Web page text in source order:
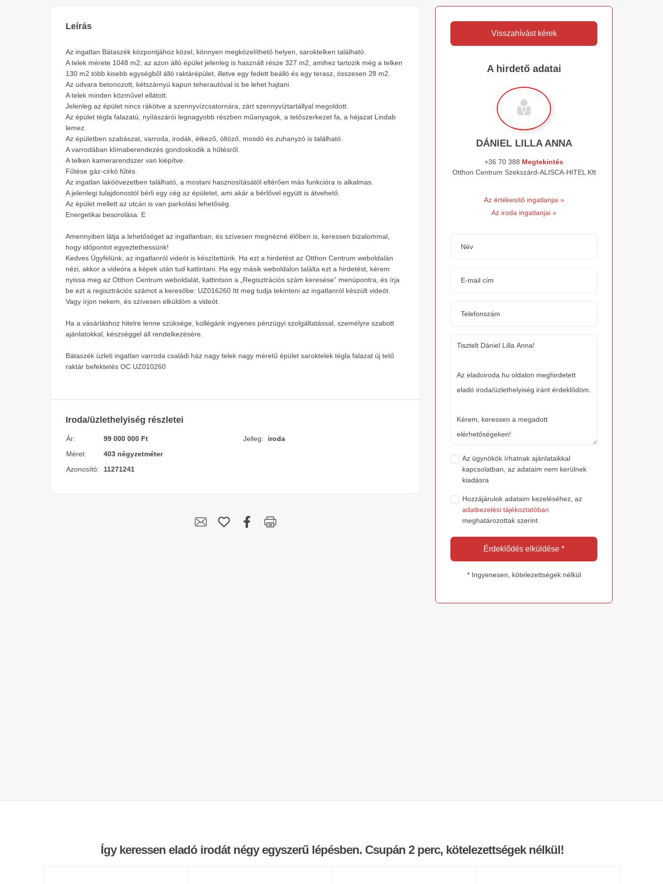
Leírás
Az ingatlan Bátaszék központjához közel, könnyen megközelíthető helyen, saroktelken található.
A telek mérete 1048 m2, az azon álló épület jelenleg is használt része 327 m2, amihez tartozik még a telken
130 m2 több kisebb egységből álló raktárépület, illetve egy fedett beálló és egy terasz, összesen 28 m2.
Az udvara betonozott, kétszárnyú kapun teherautóval is be lehet hajtani.
A telek minden közművel ellátott.
Jelenleg az épület nincs rákötve a szennyvízcsatornára, zárt szennyvíztartállyal megoldott.
Az épület tégla falazatú, nyílászárói legnagyobb részben műanyagok, a tetőszerkezet fa, a héjazat Lindab
lemez.
Az épületben szabászat, varroda, irodák, étkező, öltöző, mosdó és zuhanyzó is található.
A varrodában klímaberendezés gondoskodik a hűtésről.
A telken kamerarendszer van kiépítve.
Fűtése gáz-cirkó fűtés.
Az ingatlan lakóövezetben található, a mostani hasznosításától eltérően más funkcióra is alkalmas.
A jelenlegi tulajdonostól bérli egy cég az épületet, ami akár a bérlővel együtt is átvehető.
Az épület mellett az utcán is van parkolási lehetőség.
Energetikai besorolása: E
Amennyiben látja a lehetőséget az ingatlanban, és szívesen megnézné élőben is, keressen bizalommal,
hogy időpontot egyeztethessünk!
Kedves Ügyfelünk, az ingatlanról videót is készítettünk. Ha ezt a hirdetést az Otthon Centrum weboldalán
nézi, akkor a videóra a képek után tud kattintani. Ha egy másik weboldalon találta ezt a hirdetést, kérem
nyissa meg az Otthon Centrum weboldalát, kattintson a „Regisztrációs szám keresése” menüpontra, és írja
be ezt a regisztrációs számot a keresőbe: UZ016260 Itt meg tudja tekinteni az ingatlanról készült videót.
Vagy írjon nekem, és szívesen elküldöm a videót.
Ha a vásárláshoz hitelre lenne szüksége, kollégánk ingyenes pénzügyi szolgáltatással, személyre szabott
ajánlatokkal, készséggel áll rendelkezésére.
Bátaszék üzleti ingatlan varroda családi ház nagy telek nagy méretű épület saroktelek tégla falazat új tető
raktár befektetés OC UZ010260
Iroda/üzlethelyiség részletei
Ár:
99 000 000 Ft
Méret:
403 négyzetméter
Azonosító:
11271241
Jelleg: iroda
Visszahívást kérek
A hirdető adatai
DÁNIEL LILLA ANNA
+36 70 388 Megtekintés
Otthon Centrum Szekszárd-ALISCA-HITEL Kft
Az értékesítő ingatlanjai »
Az iroda ingatlanjai »
Az ügynökök írhatnak ajánlataikkal
kapcsolatban, az adataim nem kerülnek
kiadásra
Hozzájárulok adataim kezeléséhez, az
adatkezelési tájékoztatóban
meghatározottak szerint.
Érdeklődés elküldése *
* Ingyenesen, kötelezettségek nélkül
Így keressen eladó irodát négy egyszerű lépésben. Csupán 2 perc, kötelezettségek nélkül!